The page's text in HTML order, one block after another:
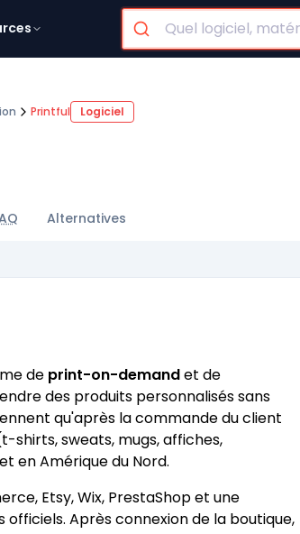
Printful Logiciel
Alternatives
de print-on-demandet de
des produits personnalisés sans
qu'après la commande du client
shirts, sweats, mugs, affiches,
en Amérique du Nord.
Etsy, Wix, PrestaShop et une
Après connexion de la boutique,